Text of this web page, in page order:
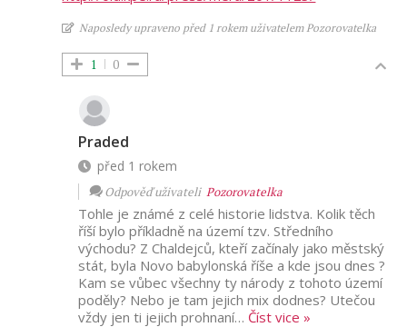
Naposledy upraveno před 1 rokem uživatelem Pozorovatelka
1 0
Praded
před 1 rokem
Odpověď uživateli Pozorovatelka
Tohle je známé z celé historie lidstva. Kolik těch
říší bylo příkladně na území tzv. Středního
východu? Z Chaldejců, kteří začínaly jako městský
stát, byla Novo babylonská říše a kde jsou dnes ?
Kam se vůbec všechny ty národy z tohoto území
poděly? Nebo je tam jejich mix dodnes? Utečou
vždy jen ti jejich prohnaní… Číst vice »